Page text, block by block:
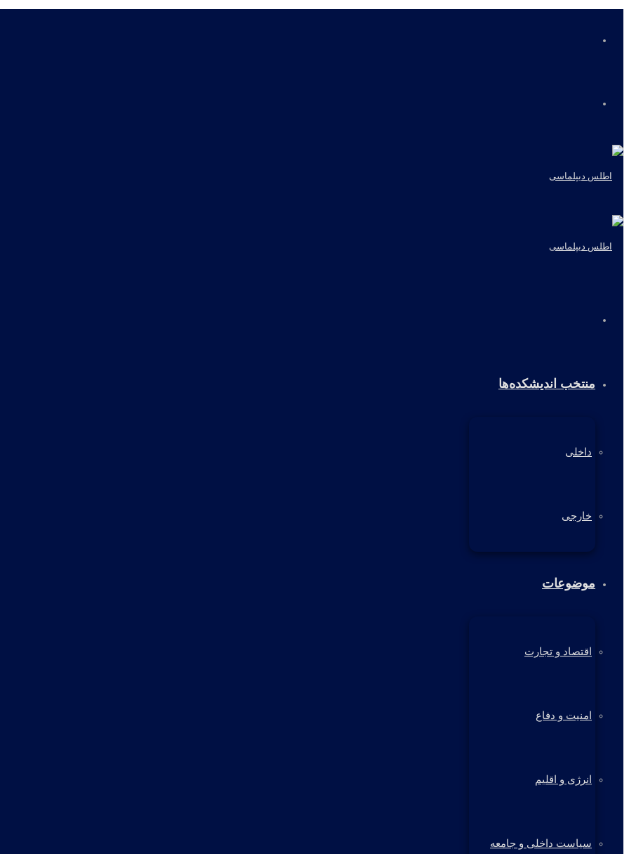
منتخب اندیشکده‌ها
داخلی
خارجی
موضوعات
اقتصاد و تجارت
امنیت و دفاع
انرژی و اقلیم
سیاست داخلی و جامعه